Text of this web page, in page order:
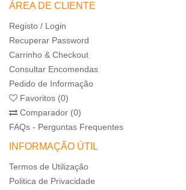
ÁREA DE CLIENTE
Registo / Login
Recuperar Password
Carrinho & Checkout
Consultar Encomendas
Pedido de Informação
Favoritos (0)
Comparador (0)
FAQs - Perguntas Frequentes
INFORMAÇÃO ÚTIL
Termos de Utilização
Politica de Privacidade